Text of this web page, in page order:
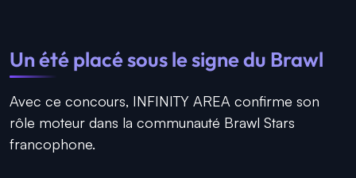
Un été placé sous le signe du Brawl
Avec ce concours, INFINITY AREA confirme son
rôle moteur dans la communauté Brawl Stars
francophone.